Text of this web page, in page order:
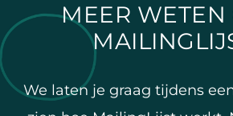
MEER WETEN
We laten je graag tijdens